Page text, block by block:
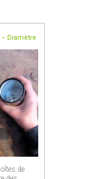
– Diamètre
de